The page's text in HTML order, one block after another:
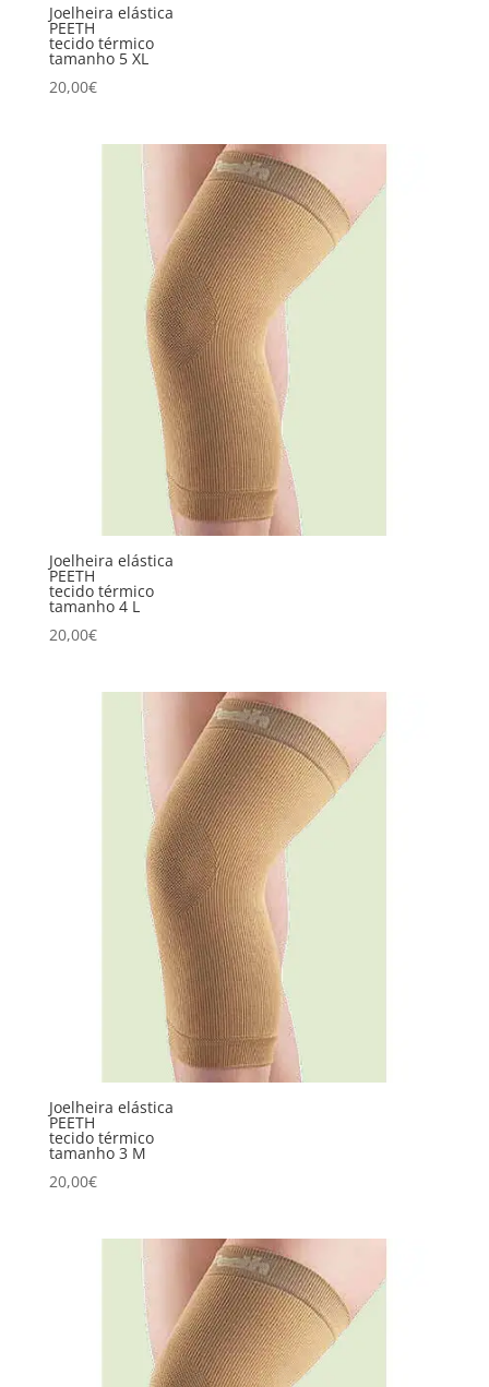
Joelheira elástica
PEETH
tecido térmico
tamanho 5 XL
20,00€
Joelheira elástica
PEETH
tecido térmico
tamanho 4 L
20,00€
Joelheira elástica
PEETH
tecido térmico
tamanho 3 M
20,00€